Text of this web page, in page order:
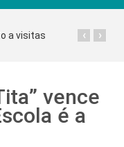
a visitas ›
‹
vence
é a